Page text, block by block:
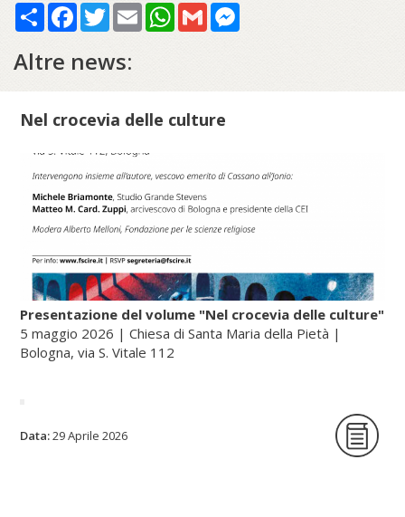
Share Facebook
TwitterEmail WhatsApp
Gmail
Altre news:
Nel crocevia delle culture
Presentazione del volume "Nel crocevia delle culture"
5 maggio 2026 | Chiesa di Santa Maria della Pietà |
Bologna, via S. Vitale 112
lieta di ospitare la presentazione del
Data:29 Aprile 2026